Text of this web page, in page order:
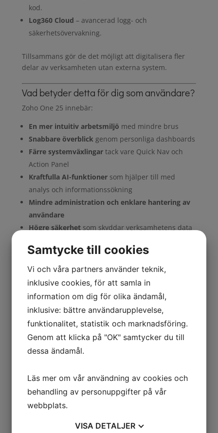
kod.
Log360 Cloud – avancerad logg- och
säkerhetsövervakning.
Tillsammans gör de det möjligt att digitalisera fler
delar av verksamheten utan externa system.
Vad betyder detta för dig som användare?
Zoho One 25 innebär:
En mer intuitiv arbetsmiljö med mindre brus
Snabbare överblickgenom personliga dashboards
Färre systemväxlingartack vare Quick Nav och
Action Panel
Kraftfulla AI-funktionersom hjälper till med
analys och informationssökning
Mindre administration och enklare hantering av
användare
Högre säkerhetsom skyddar verksamhetens data
Det blir alltså lättare för varje medarbetare att göra
sitt jobb – och enklare för organisationen att skapa
effektiva och skalbara arbetsflöden.
Vill du använda möjligheterna i Zoho One
25 fullt ut?
Zoho One 25 öppnar dörren för helt nya sätt att
arbeta – men värdet uppstår först när funktionerna
bråkdel av möjligheterna. Andra överväger Zoho,
men vet inte riktigt var de ska börja.
Med ZO25 har tröskeln sänkts rejält. Gränssnittet är
tydligare, AI-stödet är kraftfullare och arbetsflödena
Samtycke till cookies
Vi och våra partners använder teknik,
inklusive cookies, för att samla in
information om dig för olika ändamål,
inklusive: bättre användarupplevelse,
funktionalitet, statistik och marknadsföring.
Genom att klicka på "OK" samtycker du till
dessa ändamål.
Läs mer om vår användning av cookies och
behandling av personuppgifter på vår
webbplats.
VISA DETALJER